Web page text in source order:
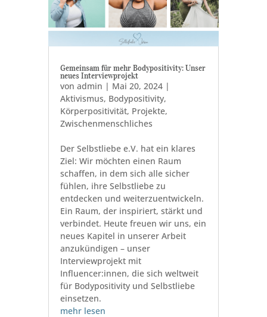
Gemeinsam für mehr Bodypositivity: Unser
neues Interviewprojekt
von admin | Mai 20, 2024|
Aktivismus, Bodypositivity,
Körperpositivität, Projekte,
Zwischenmenschliches
Der Selbstliebe e.V. hat ein klares
Ziel: Wir möchten einen Raum
schaffen, in dem sich alle sicher
fühlen, ihre Selbstliebe zu
entdecken und weiterzuentwickeln.
Ein Raum, der inspiriert, stärkt und
verbindet. Heute freuen wir uns, ein
neues Kapitel in unserer Arbeit
anzukündigen – unser
Interviewprojekt mit
Influencer:innen, die sich weltweit
für Bodypositivity und Selbstliebe
einsetzen.
mehr lesen